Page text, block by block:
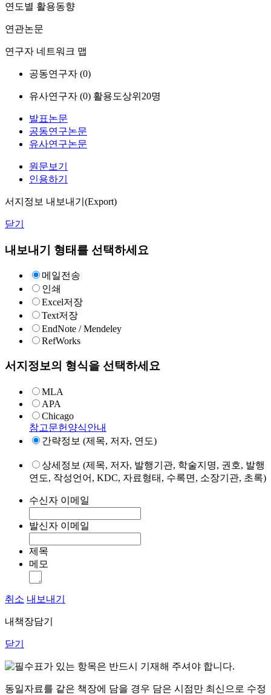
연도별 활용동향
연관논문
연구자 네트워크 맵
공동연구자 (0)
유사연구자 (0) 활용도상위20명
발표논문
공동연구논문
유사연구논문
원문보기
인용하기
서지정보 내보내기(Export)
닫기
내보내기 형태를 선택하세요
메일전송
인쇄
Excel저장
Text저장
EndNote / Mendeley
RefWorks
서지정보의 형식을 선택하세요
MLA
APA
Chicago
참고문헌양식안내
간략정보 (제목, 저자, 연도)
상세정보 (제목, 저자, 발행기관, 학술지명, 권호, 발행
연도, 작성언어, KDC, 자료형태, 수록면, 소장기관, 초록)
수신자 이메일
발신자 이메일
제목
메모
취소 내보내기
내책장담기
닫기
표가 있는 항목은 반드시 기재해 주셔야 합니다.
동일자료를 같은 책장에 담을 경우 담은 시점만 최신으로 수정